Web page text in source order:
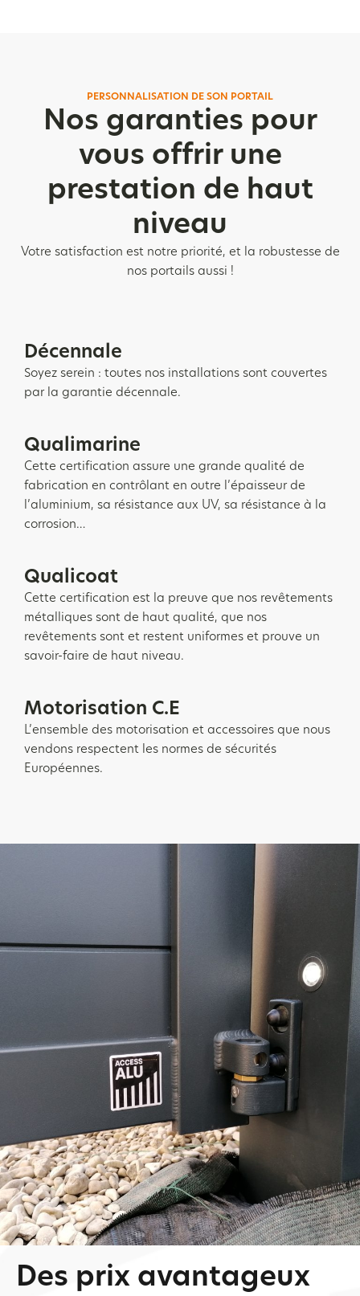
PERSONNALISATION DE SON PORTAIL
Nos garanties pour
vous offrir une
prestation de haut
niveau
Votre satisfaction est notre priorité, et la robustesse de
nos portails aussi !
Décennale
Soyez serein : toutes nos installations sont couvertes
par la garantie décennale.
Qualimarine
Cette certification assure une grande qualité de
fabrication en contrôlant en outre l’épaisseur de
l’aluminium, sa résistance aux UV, sa résistance à la
corrosion…
Qualicoat
Cette certification est la preuve que nos revêtements
métalliques sont de haut qualité, que nos
revêtements sont et restent uniformes et prouve un
savoir-faire de haut niveau.
Motorisation C.E
L’ensemble des motorisation et accessoires que nous
vendons respectent les normes de sécurités
Européennes.
Des prix avantageux